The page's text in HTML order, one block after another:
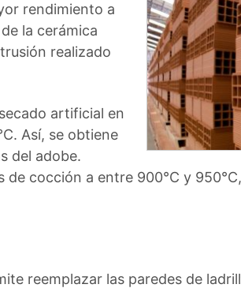
rendimiento a
la cerámica
realizado
artificial en
Así, se obtiene
del adobe.
cocción a entre 900°C y
reemplazar las paredes de